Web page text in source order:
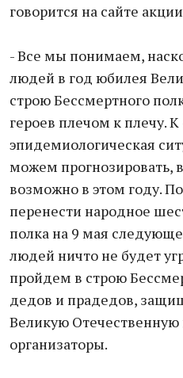
говорится на сайте
- Все мы понимаем,
людей в год юбилея
строю Бессмертного
героев плечом к плечу.
эпидемиологическая
можем прогнозировать,
возможно в этом году.
перенести народное
полка на 9 мая
людей ничто не будет
пройдем в строю
дедов и прадедов,
Великую Отечественную
организаторы.